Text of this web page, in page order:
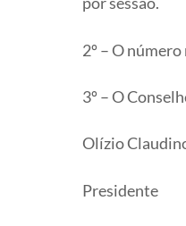
2º – O
3º – O
Olízio
Presidente